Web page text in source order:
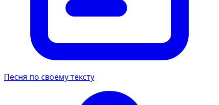
Песня по своему тексту